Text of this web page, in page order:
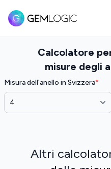
Calcolatore
misure degli
Misura dell'anello in Svizzera*
Altri